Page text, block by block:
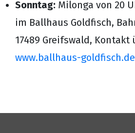
Sonntag: Milonga von 20
im Ballhaus Goldfisch,
17489 Greifswald, Kontakt
www.ballhaus-goldfisch.de